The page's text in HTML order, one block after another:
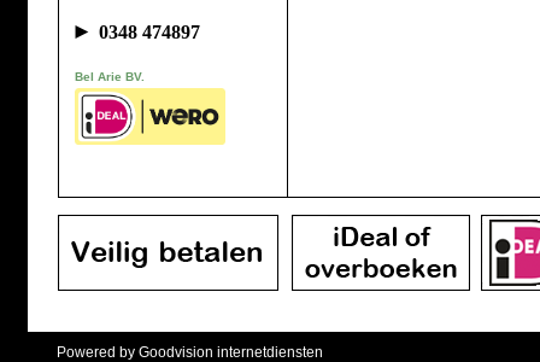
► 0348 474897
Bel Arie BV.
Powered by Goodvision internetdiensten